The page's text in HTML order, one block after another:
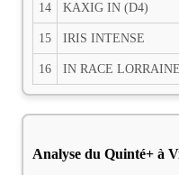
14 KAXIG IN (D4)
15 IRIS INTENSE
16 IN RACE LORRAINE
Analyse du Quinté+ à